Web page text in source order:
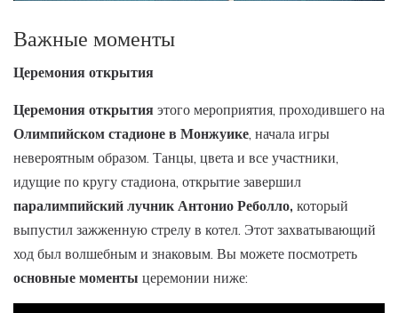
Важные моменты
Церемония открытия
Церемония открытия этого мероприятия, проходившего на
Олимпийском стадионе в Монжуике, начала игры
невероятным образом. Танцы, цвета и все участники,
идущие по кругу стадиона, открытие завершил
паралимпийский лучник Антонио Реболло, который
выпустил зажженную стрелу в котел. Этот захватывающий
ход был волшебным и знаковым. Вы можете посмотреть
основные моменты церемонии ниже: